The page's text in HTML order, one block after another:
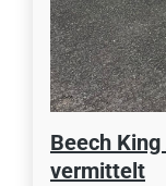
Beech
vermittelt